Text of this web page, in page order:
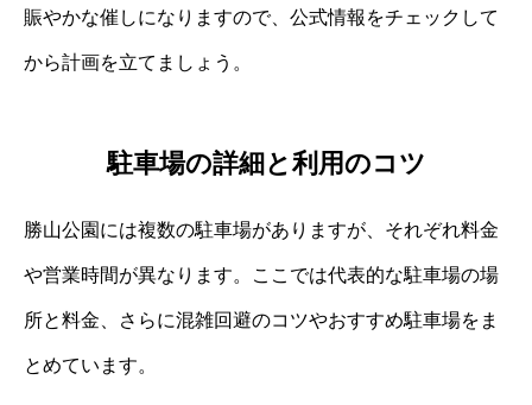
賑やかな催しになりますので、公式情報をチェックして
から計画を立てましょう。
駐車場の詳細と利用のコツ
勝山公園には複数の駐車場がありますが、それぞれ料金
や営業時間が異なります。ここでは代表的な駐車場の場
所と料金、さらに混雑回避のコツやおすすめ駐車場をま
とめています。